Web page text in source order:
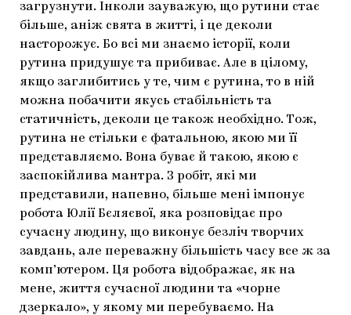
загрузнути. Інколи зауважую, що рутини стає
більше, аніж свята в житті, і це деколи
насторожує. Бо всі ми знаємо історії, коли
рутина придушує та прибиває. Але в цілому,
якщо заглибитись у те, чим є рутина, то в ній
можна побачити якусь стабільність та
статичність, деколи це також необхідно. Тож,
рутина не стільки є фатальною, якою ми її
представляємо. Вона буває й такою, якою є
заспокійлива мантра. З робіт, які ми
представили, напевно, більше мені імпонує
робота Юлії Бєляєвої, яка розповідає про
сучасну людину, що виконує безліч творчих
завдань, але переважну більшість часу все ж за
комп’ютером. Ця робота відображає, як на
мене, життя сучасної людини та «чорне
дзеркало», у якому ми перебуваємо. На